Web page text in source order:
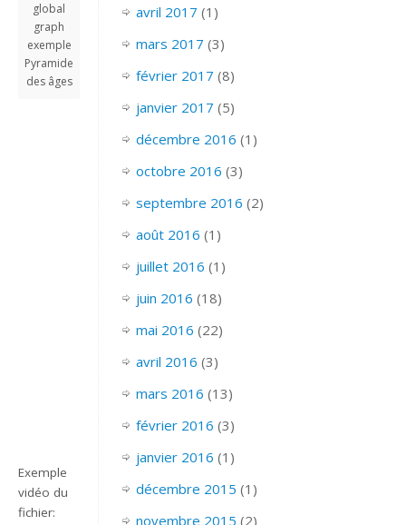
global
graph
exemple
Pyramide
des âges
Exemple
vidéo du
fichier:
avril 2017 (1)
mars 2017 (3)
février 2017 (8)
janvier 2017 (5)
décembre 2016 (1)
octobre 2016 (3)
septembre 2016 (2)
août 2016 (1)
juillet 2016 (1)
juin 2016 (18)
mai 2016 (22)
avril 2016 (3)
mars 2016 (13)
février 2016 (3)
janvier 2016 (1)
décembre 2015 (1)
novembre 2015 (2)